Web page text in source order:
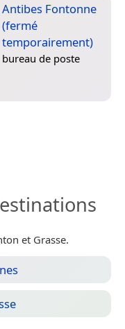
Antibes Fontonne
(fermé
temporairement)
bureau de poste
et Grasse.